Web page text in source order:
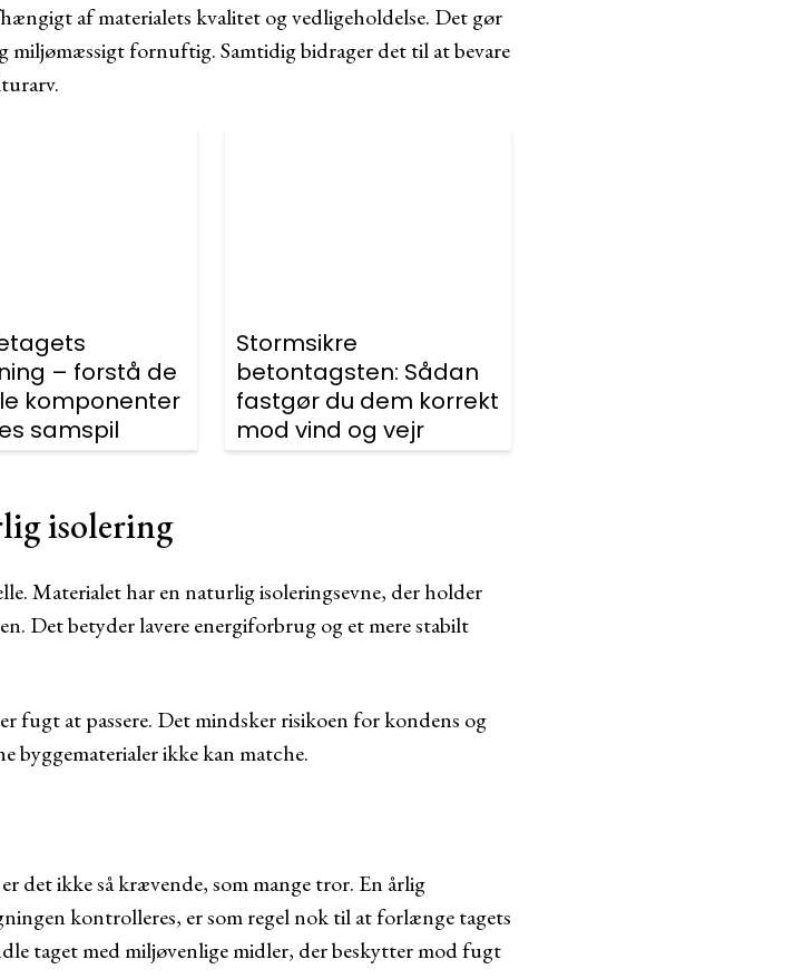
af materialets kvalitet og vedligeholdelse. Det gør
miljømæssigt fornuftig. Samtidig bidrager det til at bevare
– forstå de
komponenter
samspil
Stormsikre
betontagsten: Sådan
fastgør du dem korrekt
mod vind og vejr
isolering
Materialet har en naturlig isoleringsevne, der holder
Det betyder lavere energiforbrug og et mere stabilt
fugt at passere. Det mindsker risikoen for kondens og
byggematerialer ikke kan matche.
det ikke så krævende, som mange tror. En årlig
kontrolleres, er som regel nok til at forlænge tagets
taget med miljøvenlige midler, der beskytter mod fugt